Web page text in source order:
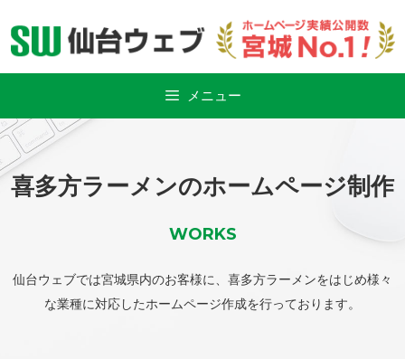
メニュー
喜多方ラーメンのホームページ制作
WORKS
仙台ウェブでは宮城県内のお客様に、喜多方ラーメンをはじめ様々
な業種に対応したホームページ作成を行っております。